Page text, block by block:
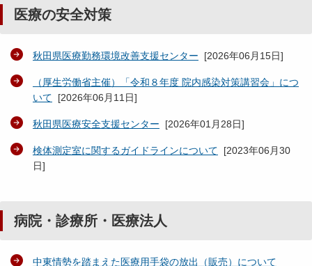
医療の安全対策
秋田県医療勤務環境改善支援センター [2026年06月15日]
（厚生労働省主催）「令和８年度 院内感染対策講習会」につ
いて [2026年06月11日]
秋田県医療安全支援センター [2026年01月28日]
検体測定室に関するガイドラインについて [2023年06月30
日]
病院・診療所・医療法人
中東情勢を踏まえた医療用手袋の放出（販売）について